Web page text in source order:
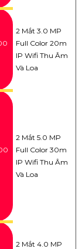
2 Mắt 3.0 MP
Full Color 20m
IP Wifi Thu Âm
Và Loa
2 Mắt 5.0 MP
Full Color 30m
IP Wifi Thu Âm
Và Loa
2 Mắt 4.0 MP